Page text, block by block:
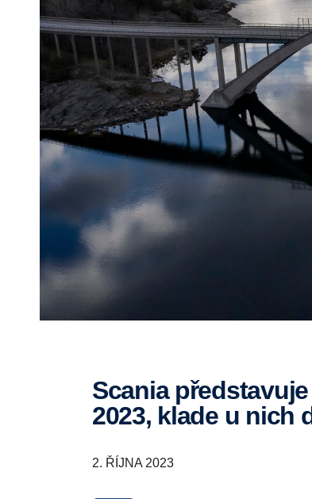
Scania představuje své novinky na veletrhu Busworld
2023, klade u nich
2. ŘÍJNA 2023